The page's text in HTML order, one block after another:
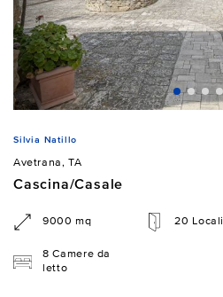
Silvia Natillo
Avetrana, TA
Cascina/Casale
9000 mq 20 Locali
8 Camere da
letto